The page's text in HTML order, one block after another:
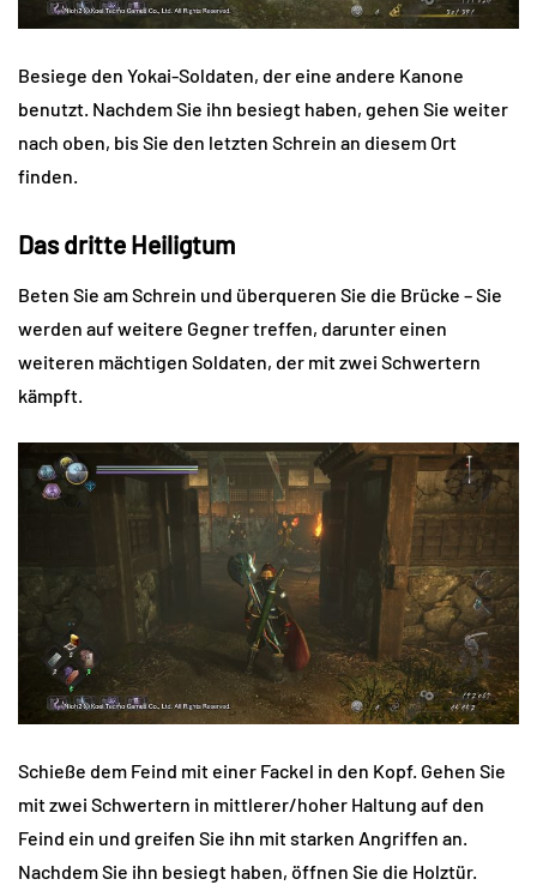
Besiege den Yokai-Soldaten, der eine andere Kanone
benutzt. Nachdem Sie ihn besiegt haben, gehen Sie weiter
nach oben, bis Sie den letzten Schrein an diesem Ort
finden.
Das dritte Heiligtum
Beten Sie am Schrein und überqueren Sie die Brücke – Sie
werden auf weitere Gegner treffen, darunter einen
weiteren mächtigen Soldaten, der mit zwei Schwertern
kämpft.
Schieße dem Feind mit einer Fackel in den Kopf. Gehen Sie
mit zwei Schwertern in mittlerer/hoher Haltung auf den
Feind ein und greifen Sie ihn mit starken Angriffen an.
Nachdem Sie ihn besiegt haben, öffnen Sie die Holztür.